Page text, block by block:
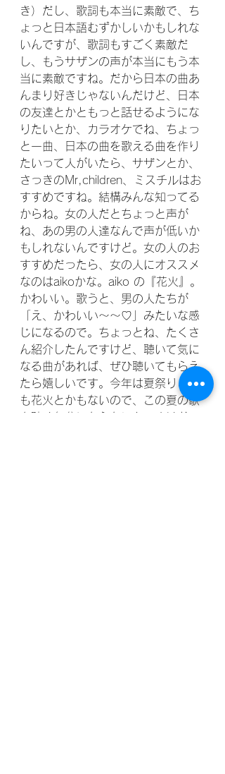
き）だし、歌詞も本当に素敵で、ち
ょっと日本語むずかしいかもしれな
いんですが、歌詞もすごく素敵だ
し、もうサザンの声が本当にもう本
当に素敵ですね。だから日本の曲あ
んまり好きじゃないんだけど、日本
の友達とかともっと話せるようにな
りたいとか、カラオケでね、ちょっ
と一曲、日本の曲を歌える曲を作り
たいって人がいたら、サザンとか、
さっきのMr,children、ミスチルはお
すすめですね。結構みんな知ってる
からね。女の人だとちょっと声が
ね、あの男の人達なんで声が低いか
もしれないんですけど。女の人のお
すすめだったら、女の人にオススメ
なのはaikoかな。aiko の『花火』。
かわいい。歌うと、男の人たちが
「え、かわいい〜〜♡」みたいな感
じになるので。ちょっとね、たくさ
ん紹介したんですけど、聴いて気に
なる曲があれば、ぜひ聴いてもらえ
たら嬉しいです。今年は夏祭りとか
も花火とかもないので、この夏の歌